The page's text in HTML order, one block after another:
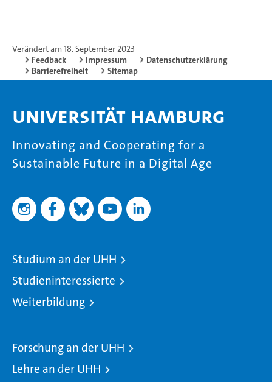
Verändert am 18. September 2023
Feedback
Impressum
Datenschutzerklärung
Barrierefreiheit
Sitemap
Universität Hamburg
Innovating and Cooperating for a
Sustainable Future in a Digital Age
Studium an der UHH
Studieninteressierte
Weiterbildung
Forschung an der UHH
Lehre an der UHH